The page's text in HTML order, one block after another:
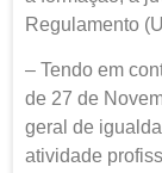
Regulamento
– Tendo em
de 27 de
geral de
atividade